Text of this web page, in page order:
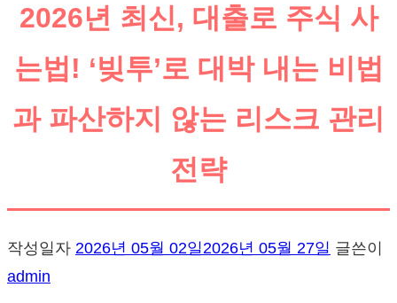
2026년 최신, 대출로 주식 사
는법! ‘빚투’로 대박 내는 비법
과 파산하지 않는 리스크 관리
전략
작성일자 2026년 05월 02일2026년 05월 27일 글쓴이
admin